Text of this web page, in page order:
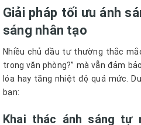
Giải pháp tối ưu ánh
sáng nhân tạo
Nhiều chủ đầu tư thường thắc
trong văn phòng?” mà vẫn đảm
lóa hay tăng nhiệt độ quá mức.
bạn:
Khai thác ánh sáng tự